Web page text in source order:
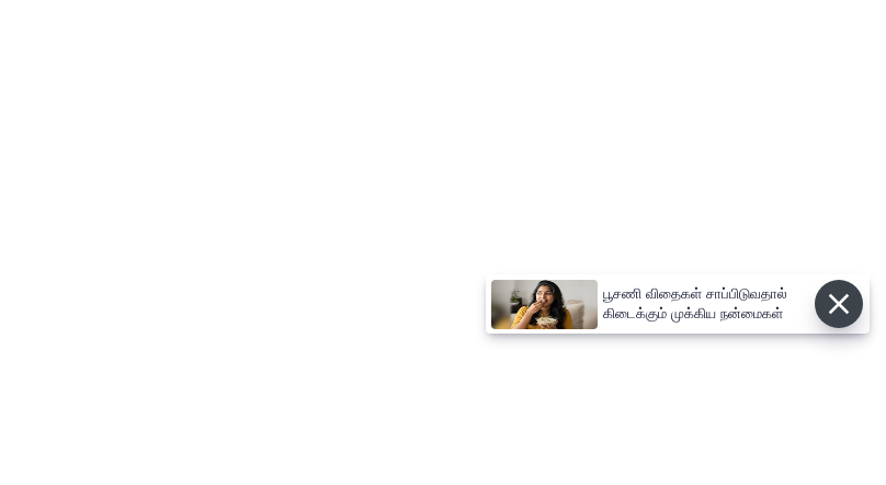
பூசணி விதைகள் சாப்பிடுவதால்
கிடைக்கும் முக்கிய நன்மைகள்